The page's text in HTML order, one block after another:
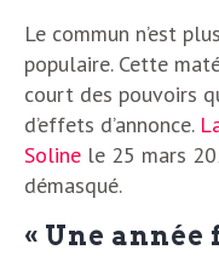
Le commun n’est
populaire. Cette
court des pouvoirs
d’effets d’annonce.
Soline le 25 mars
démasqué.
« Une